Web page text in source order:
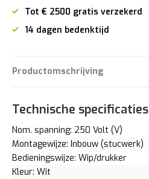
Tot € 2500 gratis verzekerd
14 dagen bedenktijd
Productomschrijving
Technische specificaties
Nom. spanning: 250 Volt (V)
Montagewijze: Inbouw (stucwerk)
Bedieningswijze: Wip/drukker
Kleur: Wit